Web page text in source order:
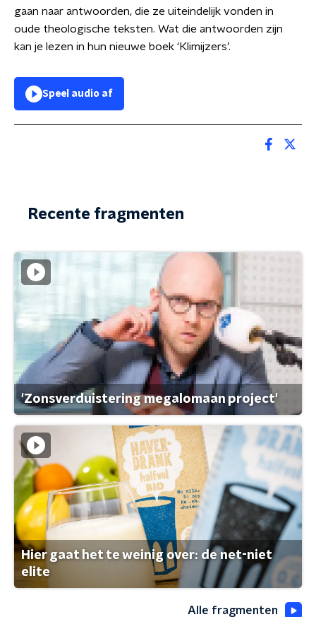
gaan naar antwoorden, die ze uiteindelijk vonden in
oude theologische teksten. Wat die antwoorden zijn
kan je lezen in hun nieuwe boek ‘Klimijzers’.
Speel audio af
Recente fragmenten
'Zonsverduistering megalomaan project'
Hier gaat het te weinig over: de net-niet
elite
Alle fragmenten